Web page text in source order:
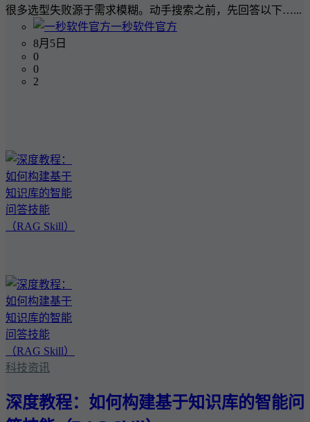
很多选型失败源于需求模糊。动手搜索之前，先回答以下…...
一秒软件官方
8月5日
0
0
2
科技资讯
深度教程：如何构建基于知识库的智能问